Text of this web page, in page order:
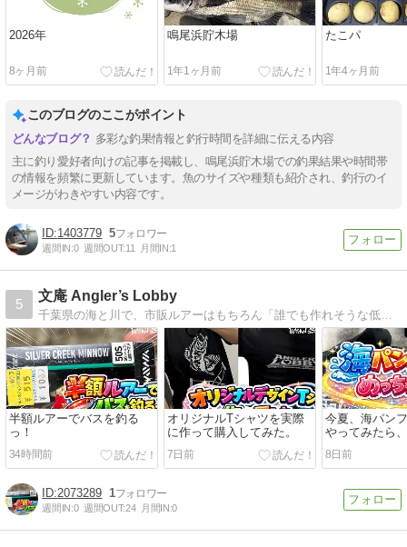
2026年
8ヶ月前
鳴尾浜貯木場
1年1ヶ月前
たこパ
1年4ヶ月前
このブログのここがポイント
多彩な釣果情報と釣行時間を詳細に伝える内容
主に釣り愛好者向けの記事を掲載し、鳴尾浜貯木場での釣果結果や時間帯
の情報を頻繁に更新しています。魚のサイズや種類も紹介され、釣行のイ
メージがわきやすい内容です。
1403779 5
週間IN:0 週間OUT:11 月間IN:1
5
文庵 Angler’s Lobby
千葉県の海と川で、市販ルアーはもちろん「誰でも作れそうな低品質＆ポンコツ自作ルアー」も使ってお魚さん釣りを楽しんでいるブログです。
半額ルアーでバスを釣る
っ！
34時間前
オリジナルTシャツを実際
に作って購入してみた。
7日前
今夏、海パン
やってみたら
よかったハナ
8日前
2073289 1
週間IN:0 週間OUT:24 月間IN:0